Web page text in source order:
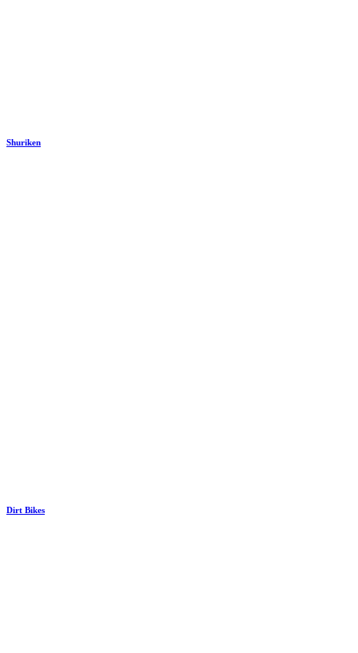
Shuriken
Dirt Bikes